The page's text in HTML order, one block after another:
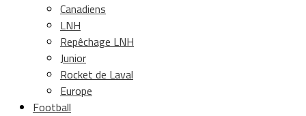
Canadiens
LNH
Repêchage LNH
Junior
Rocket de Laval
Europe
Football